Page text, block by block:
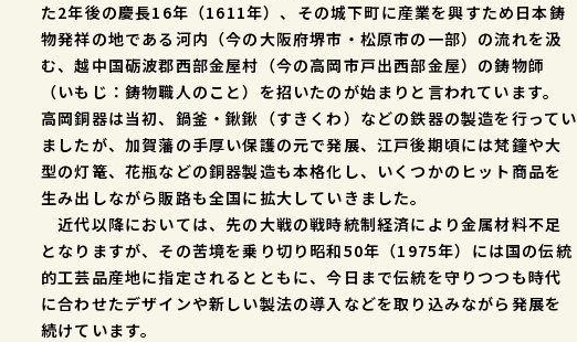
た2年後の慶長16年（1611年）、その城下町に産業を興すため日本鋳
物発祥の地である河内（今の大阪府堺市・松原市の一部）の流れを汲
む、越中国砺波郡西部金屋村（今の高岡市戸出西部金屋）の鋳物師
（いもじ：鋳物職人のこと）を招いたのが始まりと言われています。
高岡銅器は当初、鍋釜・鍬鍬（すきくわ）などの鉄器の製造を行ってい
ましたが、加賀藩の手厚い保護の元で発展、江戸後期頃には梵鐘や大
型の灯篭、花瓶などの銅器製造も本格化し、いくつかのヒット商品を
生み出しながら販路も全国に拡大していきました。
近代以降においては、先の大戦の戦時統制経済により金属材料不足
となりますが、その苦境を乗り切り昭和50年（1975年）には国の伝統
的工芸品産地に指定されるとともに、今日まで伝統を守りつつも時代
に合わせたデザインや新しい製法の導入などを取り込みながら発展を
続けています。